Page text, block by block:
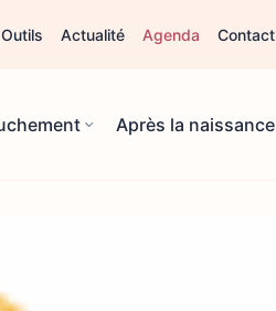
Outils Actualité Agenda Contact
Après la naissance